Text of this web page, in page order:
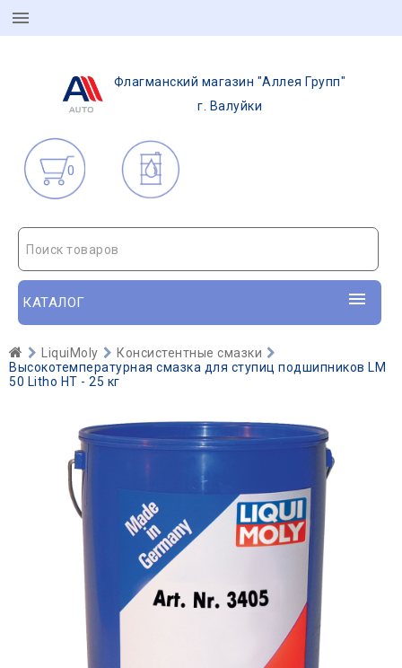
Флагманский магазин "Аллея Групп"
г. Валуйки
0
Поиск товаров
КАТАЛОГ
LiquiMoly
Консистентные смазки
Высокотемпературная смазка для ступиц подшипников LM
50 Litho HT - 25 кг